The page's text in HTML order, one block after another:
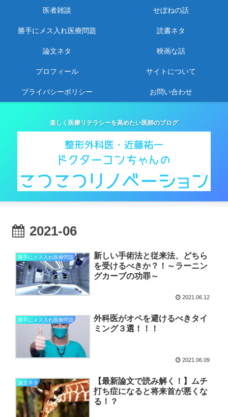
楽しく医療リテラシーを高めたい医師のブログ
医者雑談 せぼねの話
勝手にメス入れ医療問題 読書ネタ
論文ネタ 映画な話
プロフィール サイトについて
プライバシーポリシー お問い合わせ
2021-06
勝手にメス入れ医療問題
新しい手術法と従来法、どちら
を受けるべきか？！～ラーニン
グカーブの功罪～
2021.06.12
勝手にメス入れ医療問題
外科医がオペを避けるべきタイ
ミング３選！！！
2021.06.09
論文ネタ
【最新論文で読み解く！】ムチ
打ち症になると将来首が悪くな
る！？